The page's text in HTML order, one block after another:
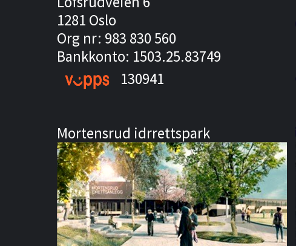
1281 Oslo
Org nr: 983 830 560
Bankkonto: 1503.25.83749
130941
Mortensrud idrrettspark